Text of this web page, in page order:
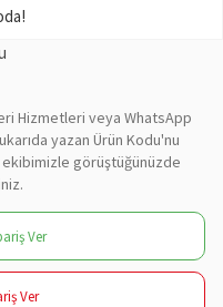
Hizmetleri veya WhatsApp
yazan Ürün Kodu'nu
ekibimizle görüştüğünüzde
Ver
Ver